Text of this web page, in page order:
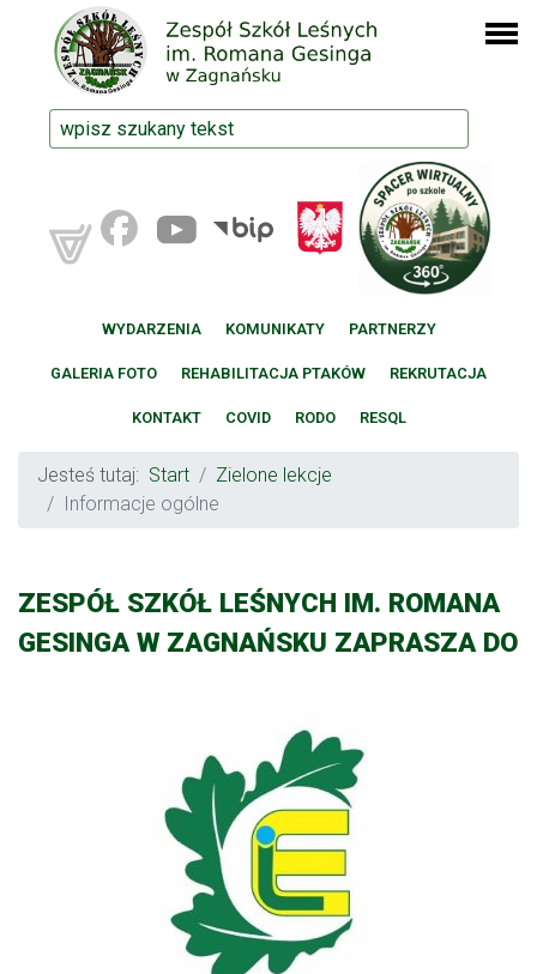
WYDARZENIA KOMUNIKATY PARTNERZY
GALERIA FOTO REHABILITACJA PTAKÓW REKRUTACJA
KONTAKT COVID RODO RESQL
Jesteś tutaj: Start
Zielone lekcje
Informacje ogólne
ZESPÓŁ SZKÓŁ LEŚNYCH IM. ROMANA
GESINGA W ZAGNAŃSKU ZAPRASZA DO